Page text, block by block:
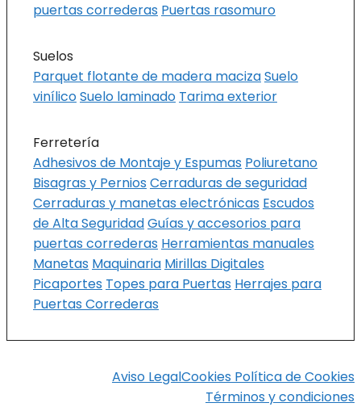
puertas correderas Puertas rasomuro
Suelos
Parquet flotante de madera macizaSuelo
vinílicoSuelo laminado Tarima exterior
Ferretería
Adhesivos de Montaje y Espumas Poliuretano
Bisagras y Pernios Cerraduras de seguridad
Cerraduras y manetas electrónicas Escudos
de Alta SeguridadGuías y accesorios para
puertas correderas Herramientas manuales
Manetas Maquinaria Mirillas Digitales
Picaportes Topes para Puertas Herrajes para
Puertas Correderas
Aviso LegalCookies Política de Cookies
Términos y condiciones